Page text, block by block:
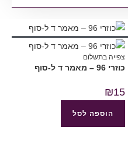
צפייה בתשלום
כוזרי 96 – מאמר ד ל-סוף
₪15
הוספה לסל